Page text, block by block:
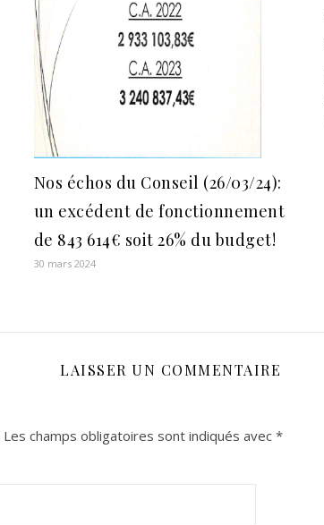
Nos échos du Conseil (26/03/24):
un excédent de fonctionnement
de 843 614€ soit 26% du budget!
30 mars 2024
LAISSER UN COMMENTAIRE
Les champs obligatoires sont indiqués avec *